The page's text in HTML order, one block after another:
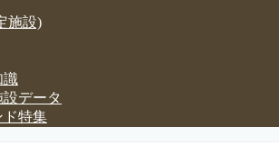
施設)
識
データ
ド特集